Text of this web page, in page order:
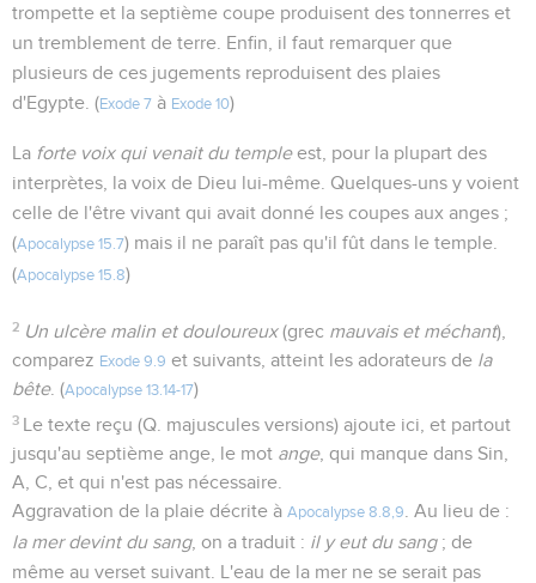
trompette et la septième coupe produisent des tonnerres et
un tremblement de terre. Enfin, il faut remarquer que
plusieurs de ces jugements reproduisent des plaies
d'Egypte. (Exode 7 à Exode 10)
La forte voix qui venait du templeest, pour la plupart des
interprètes, la voix de Dieu lui-même. Quelques-uns y voient
celle de l'être vivant qui avait donné les coupes aux anges ;
(Apocalypse 15.7) mais il ne paraît pas qu'il fût dans le temple.
(Apocalypse 15.8)
2 Un ulcère malin et douloureux(grec mauvais et méchant),
comparez Exode 9.9 et suivants, atteint les adorateurs de la
bête. (Apocalypse 13.14-17)
3 Le texte reçu (Q. majuscules versions) ajoute ici, et partout
jusqu'au septième ange, le mot ange, qui manque dans Sin,
A, C, et qui n'est pas nécessaire.
Aggravation de la plaie décrite à Apocalypse 8.8,9
. Au lieu de :
la mer devint du sang, on a traduit : il y eut du sang; de
même au verset suivant. L'eau de la mer ne se serait pas